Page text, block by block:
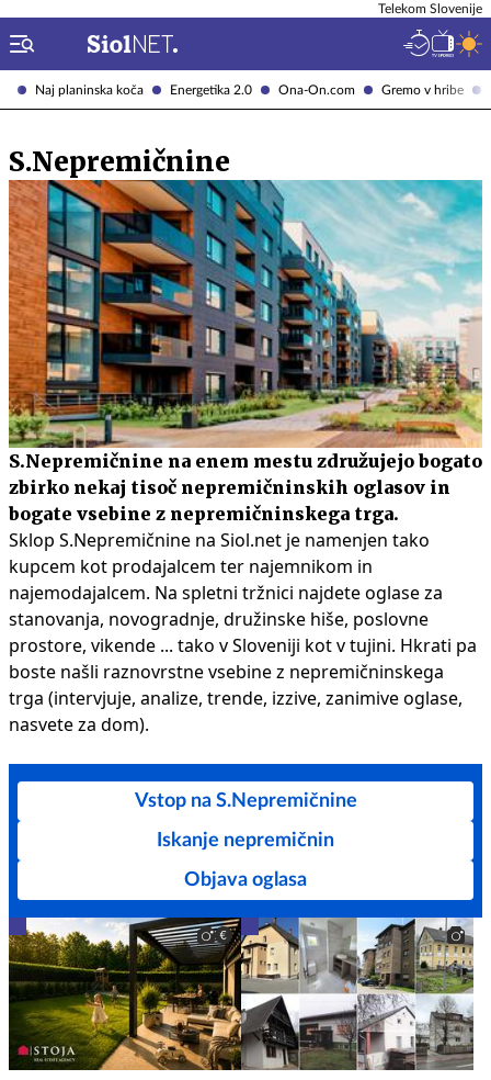
Naj planinska koča Energetika 2.0 Ona-On.com Gremo v hribe
Telekom Slovenije
S.Nepremičnine
S.Nepremičnine na enem mestu združujejo bogato
zbirko nekaj tisoč nepremičninskih oglasov in
bogate vsebine z nepremičninskega trga.
Sklop S.Nepremičnine na Siol.net je namenjen tako
kupcem kot prodajalcem ter najemnikom in
najemodajalcem. Na spletni tržnici najdete oglase za
stanovanja, novogradnje, družinske hiše, poslovne
prostore, vikende ... tako v Sloveniji kot v tujini. Hkrati pa
boste našli raznovrstne vsebine z nepremičninskega
trga (intervjuje, analize, trende, izzive, zanimive oglase,
nasvete za dom).
Vstop na S.Nepremičnine
Iskanje nepremičnin
Objava oglasa